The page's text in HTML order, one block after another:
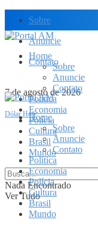
Sobre
Anuncie
Contato
7 de agosto de 2026
Dólar Hoje
Home
Sobre
Anuncie
Contato
Política
Economia
Polícia
Cultura
Brasil
Mundo
Nada Encontrado
Ver Tudo
Home
Sobre
Anuncie
Contato
Política
Economia
Polícia
Cultura
Brasil
Mundo